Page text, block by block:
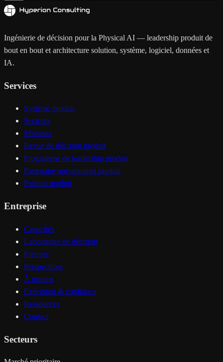
Ingénierie de décision pour la Physical AI — leadership produit de
bout en bout et architecture solution, système, logiciel, données et
IA.
Services
Système produit
Secteurs
Missions
Revue de décision produit
Programme de leadership produit
Partenaire opérationnel produit
Parlons produit
Entreprise
Capacités
Laboratoire de décision
Preuves
Perspectives
À propos
Exécution & confiance
Ressources
Contact
Secteurs